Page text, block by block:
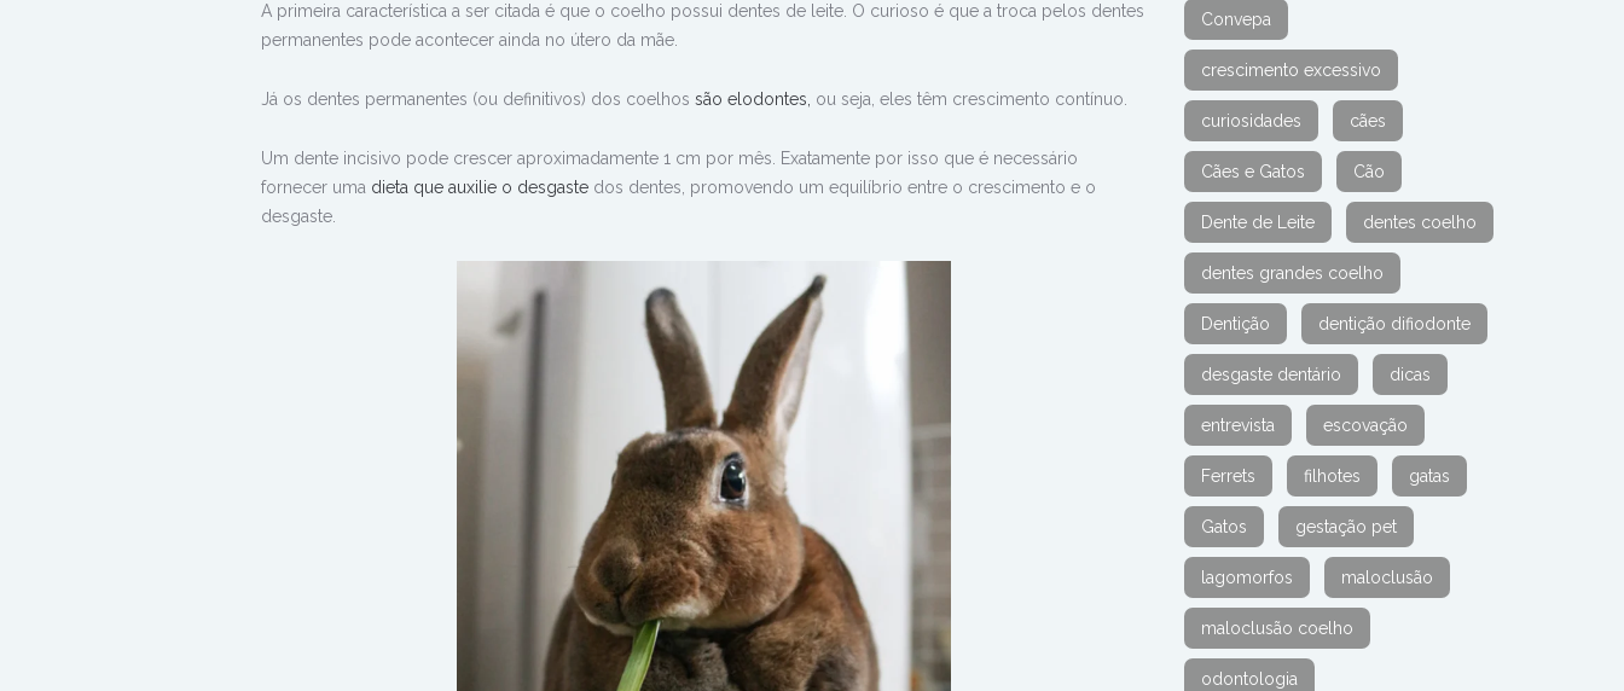
A primeira característica a ser citada é que o coelho possui dentes de leite. O curioso é que a troca pelos dentes
permanentes pode acontecer ainda no útero da mãe.
Já os dentes permanentes (ou definitivos) dos coelhos são elodontes, ou seja, eles têm crescimento contínuo.
Um dente incisivo pode crescer aproximadamente 1 cm por mês. Exatamente por isso que é necessário
fornecer uma dieta que auxilie o desgaste dos dentes, promovendo um equilíbrio entre o crescimento e o
desgaste.
Convepa
crescimento excessivo
curiosidades cães
Cães e Gatos Cão
Dente de Leite dentes coelho
dentes grandes coelho
Dentição dentição difiodonte
desgaste dentário dicas
entrevista escovação
Ferrets filhotes gatas
Gatos gestação pet
lagomorfos maloclusão
maloclusão coelho
odontologia